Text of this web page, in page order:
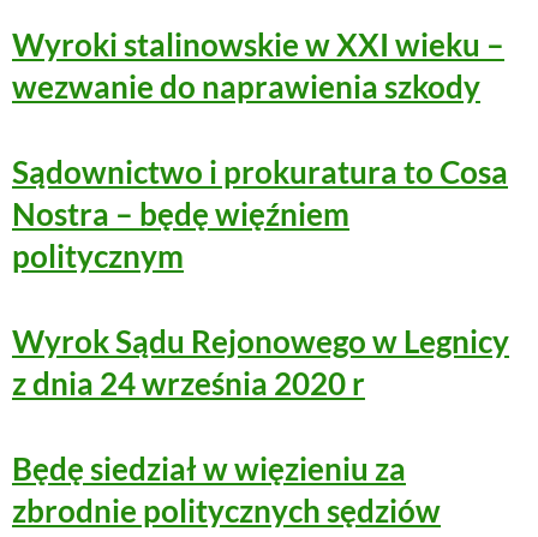
Wyroki stalinowskie w XXI wieku –
wezwanie do naprawienia szkody
Sądownictwo i prokuratura to Cosa
Nostra – będę więźniem
politycznym
Wyrok Sądu Rejonowego w Legnicy
z dnia 24 września 2020 r
Będę siedział w więzieniu za
zbrodnie politycznych sędziów